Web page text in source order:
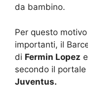
da bambino.
Per questo
importanti, il
di Fermin Lopez
secondo il portale
Juventus.